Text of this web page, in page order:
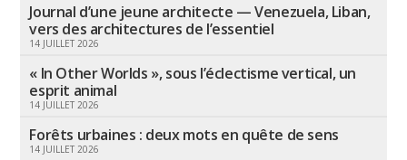
Journal d’une jeune architecte — Venezuela, Liban,
vers des architectures de l’essentiel
14 JUILLET 2026
« In Other Worlds », sous l’éclectisme vertical, un
esprit animal
14 JUILLET 2026
Forêts urbaines : deux mots en quête de sens
14 JUILLET 2026